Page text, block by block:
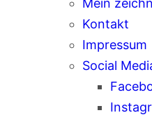
Kontakt
Impressum
Social